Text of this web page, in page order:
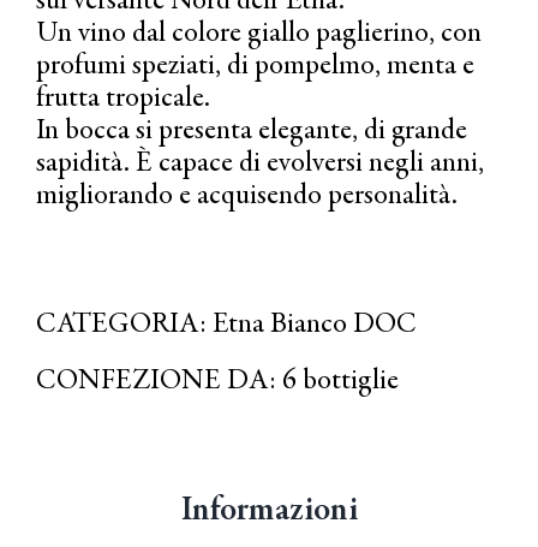
Un vino dal colore giallo paglierino, con
profumi speziati, di pompelmo, menta e
frutta tropicale.
In bocca si presenta elegante, di grande
sapidità. È capace di evolversi negli anni,
migliorando e acquisendo personalità.
CATEGORIA: Etna Bianco DOC
CONFEZIONE DA: 6 bottiglie
Informazioni